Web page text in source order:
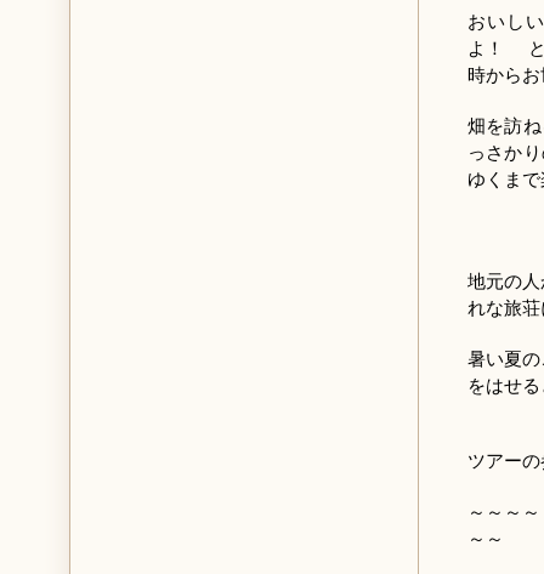
おいし
よ！ と
時から
畑を訪
っさか
ゆくま
地元の
れな旅
暑い夏
をはせ
ツアー
～～～
～～